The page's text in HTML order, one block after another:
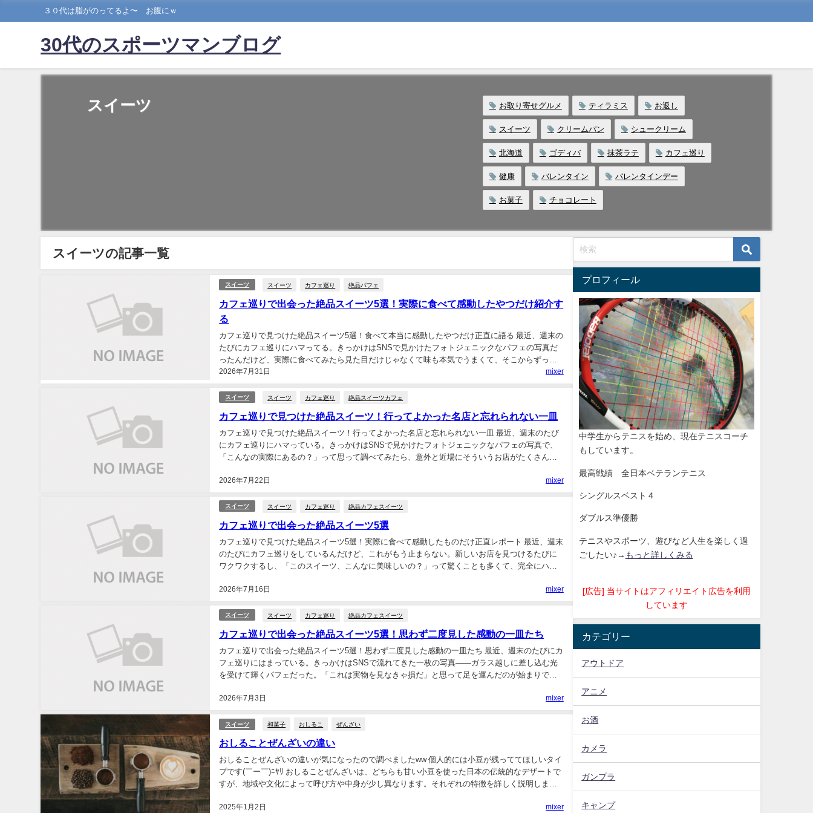
３０代は脂がのってるよ〜 お腹にｗ
30代のスポーツマンブログ
スイーツ お取り寄せグルメ ティラミス お返し
スイーツ クリームパン シュークリーム
北海道 ゴディバ 抹茶ラテ カフェ巡り
健康 バレンタイン バレンタインデー
お菓子 チョコレート
スイーツの記事一覧
スイーツ スイーツ カフェ巡り 絶品パフェ
カフェ巡りで出会った絶品スイーツ5選！実際に食べて感動したやつだけ紹介す
る
2026年7月31日
カフェ巡りで見つけた絶品スイーツ5選！食べて本当に感動したやつだけ正直に語る 最近、週末の
たびにカフェ巡りにハマってる。きっかけはSNSで見かけたフォトジェニックなパフェの写真だ
ったんだけど、実際に食べてみたら見た目だけじゃなくて味も本気でうまくて、そこからずっと
止まらなくなった。この数ヶ月で都内近郊のカフェをざっくり...
mixer
スイーツ スイーツ カフェ巡り 絶品スイーツカフェ
カフェ巡りで見つけた絶品スイーツ！行ってよかった名店と忘れられない一皿
2026年7月22日
カフェ巡りで見つけた絶品スイーツ！行ってよかった名店と忘れられない一皿 最近、週末のたび
にカフェ巡りにハマっている。きっかけはSNSで見かけたフォトジェニックなパフェの写真で、
「こんなの実際にあるの？」って思って調べてみたら、意外と近場にそういうお店がたくさんあ
mixer
スイーツ スイーツ カフェ巡り 絶品カフェスイーツ
カフェ巡りで出会った絶品スイーツ5選
2026年7月16日
カフェ巡りで見つけた絶品スイーツ5選！実際に食べて感動したものだけ正直レポート 最近、週末
のたびにカフェ巡りをしているんだけど、これがもう止まらない。新しいお店を見つけるたびに
ワクワクするし、「このスイーツ、こんなに美味しいの？」って驚くことも多くて、完全にハマ
mixer
スイーツ スイーツ カフェ巡り 絶品カフェスイーツ
カフェ巡りで出会った絶品スイーツ5選！思わず二度見した感動の一皿たち
2026年7月3日
カフェ巡りで出会った絶品スイーツ5選！思わず二度見した感動の一皿たち 最近、週末のたびにカ
フェ巡りにはまっている。きっかけはSNSで流れてきた一枚の写真——ガラス越しに差し込む光
を受けて輝くパフェだった。「これは実物を見なきゃ損だ」と思って足を運んだのが始まりで、
mixer
スイーツ 和菓子 おしるこ ぜんざい
おしることぜんざいの違い
2025年1月2日
おしることぜんざいの違いが気になったので調べましたww 個人的には小豆が残っててほしいタイ
プです(￣ー￣)ﾆﾔﾘ おしることぜんざいは、どちらも甘い小豆を使った日本の伝統的なデザートで
すが、地域や文化によって呼び方や中身が少し異なります。それぞれの特徴を詳しく説明しま
mixer
プロフィール
中学生からテニスを始め、現在テニスコーチ
もしています。
最高戦績 全日本ベテランテニス
シングルスベスト４
ダブルス準優勝
テニスやスポーツ、遊びなど人生を楽しく過
ごしたい♪→ もっと詳しくみる
[広告] 当サイトはアフィリエイト広告を利用
しています
カテゴリー
アウトドア
アニメ
お酒
カメラ
ガンプラ
キャンプ